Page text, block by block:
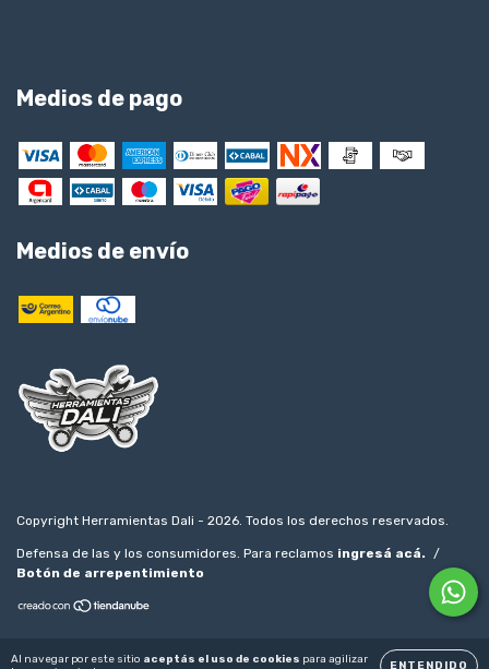
Al navegar por este sitio aceptás el uso de cookies para agilizar
ENTENDIDO
Medios de pago
Medios de envío
Copyright Herramientas Dali - 2026. Todos los derechos reservados.
Defensa de las y los consumidores. Para reclamos ingresá acá.
/
Botón de arrepentimiento